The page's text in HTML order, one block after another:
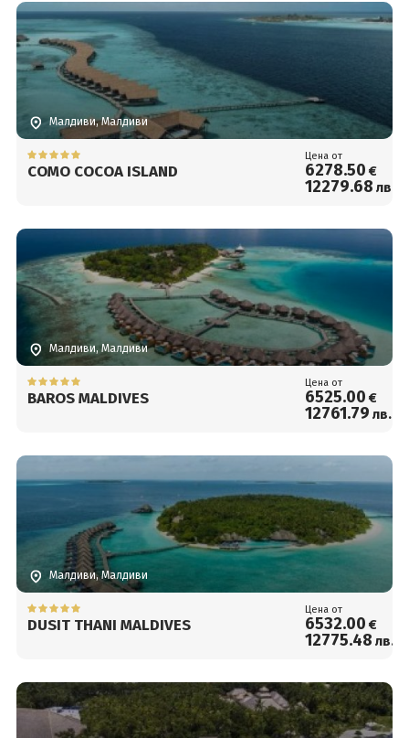
Малдиви, Малдиви
COMO COCOA ISLAND
Цена от
6278.50 €
12279.68 лв.
Малдиви, Малдиви
BAROS MALDIVES
Цена от
6525.00 €
12761.79 лв.
Малдиви, Малдиви
DUSIT THANI MALDIVES
Цена от
6532.00 €
12775.48 лв.